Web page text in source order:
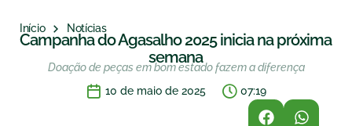
Início Notícias
Campanha do Agasalho 2025 inicia na próxima
semana
Doação de peças em bom estado fazem a diferença
10 de maio de 2025
07:19